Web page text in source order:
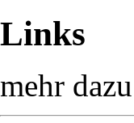
Links
mehr